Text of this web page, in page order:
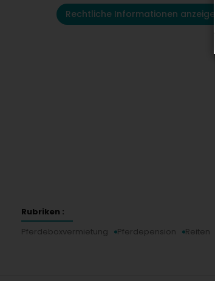
Rechtliche Informationen anzeigen
Rubriken :
Pferdeboxvermietung
Pferdepension Reiten